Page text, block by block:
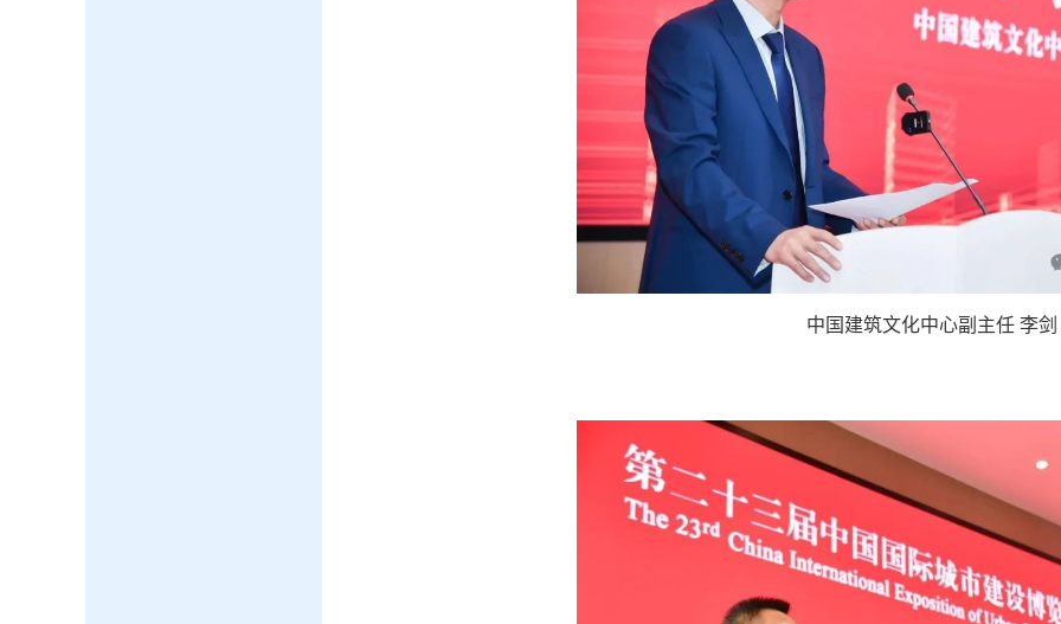
中国建筑文化中心副主任 李剑